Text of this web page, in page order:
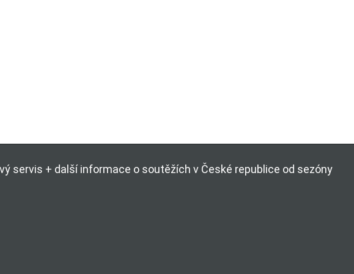
servis + další informace o soutěžích v České republice od sezóny